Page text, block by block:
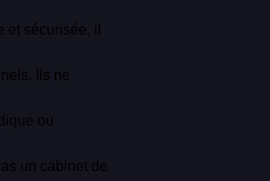
sécurisée, il
Ils ne
ou
un cabinet de